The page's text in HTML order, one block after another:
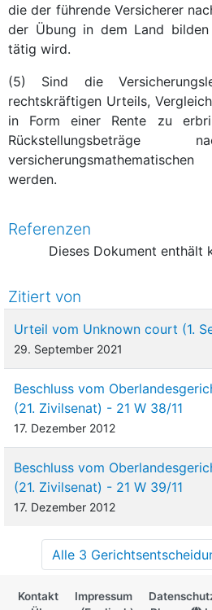
die der führende Versicherer
der Übung in dem Land
tätig wird.
(5) Sind die
rechtskräftigen Urteils,
in Form einer Rente zu
Rückstellungsbeträge
werden.
Referenzen
Dieses Dokument enthält
Zitiert von
Urteil vom Unknown court (1.
29. September 2021
Beschluss vom
(21. Zivilsenat) - 21 W 38/11
17. Dezember 2012
Beschluss vom
(21. Zivilsenat) - 21 W 39/11
17. Dezember 2012
Alle 3
Kontakt Impressum